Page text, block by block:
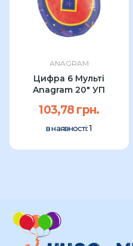
ANAGRAM
Цифра 6 Мульті
Anagram 20" УП
103,78 грн.
в наявності:1